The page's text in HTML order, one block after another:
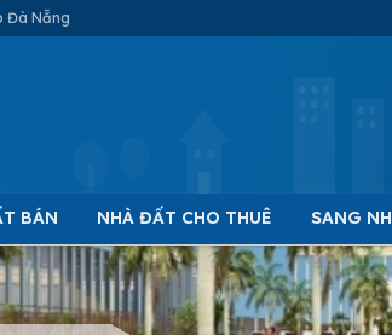
Đà Nẵng
BÁN NHÀ ĐẤT CHO THUÊ SANG